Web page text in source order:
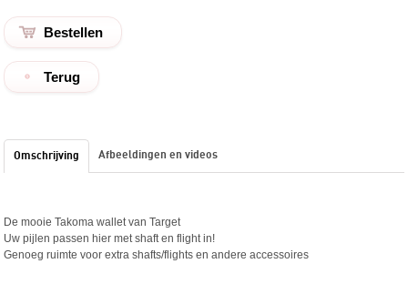
Terug
Omschrijving Afbeeldingen en videos
De mooie Takoma wallet van Target
Uw pijlen passen hier met shaft en flight in!
Genoeg ruimte voor extra shafts/flights en andere accessoires